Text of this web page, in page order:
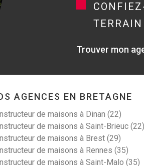
TERRAIN
Trouver mon
AGENCES EN BRETAGNE
de maisons à Dinan (22)
de maisons à Saint-Brieuc (22)
de maisons à Brest (29)
de maisons à Rennes (35)
de maisons à Saint-Malo (35)